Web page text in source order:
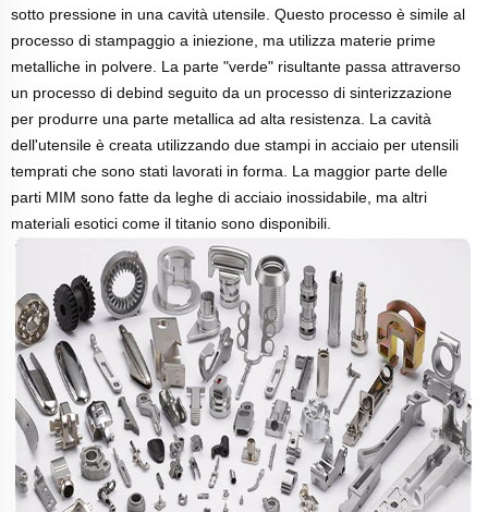
sotto pressione in una cavità utensile. Questo processo è simile al
processo di stampaggio a iniezione, ma utilizza materie prime
metalliche in polvere. La parte "verde" risultante passa attraverso
un processo di debind seguito da un processo di sinterizzazione
per produrre una parte metallica ad alta resistenza. La cavità
dell'utensile è creata utilizzando due stampi in acciaio per utensili
temprati che sono stati lavorati in forma. La maggior parte delle
parti MIM sono fatte da leghe di acciaio inossidabile, ma altri
materiali esotici come il titanio sono disponibili.